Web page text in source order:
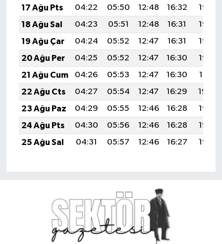
17 Ağu Pts
04:22 05:50 12:48 16:32
19:36
18 Ağu Sal
04:23 05:51 12:48 16:31
19:35
19 Ağu Çar
04:24 05:52 12:47 16:31
19:33
20 Ağu Per
04:25 05:52 12:47 16:30
19:32
21 Ağu Cum
04:26 05:53 12:47 16:30
19:31
22 Ağu Cts
04:27 05:54 12:47 16:29
19:29
23 Ağu Paz
04:29 05:55 12:46 16:28
19:28
24 Ağu Pts
04:30 05:56 12:46 16:28
19:27
25 Ağu Sal
04:31 05:57 12:46 16:27 19:25